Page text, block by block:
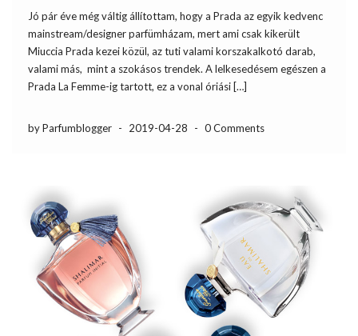
Jó pár éve még váltig állítottam, hogy a Prada az egyik kedvenc
mainstream/designer parfümházam, mert ami csak kikerült
Miuccia Prada kezei közül, az tuti valami korszakalkotó darab,
valami más, mint a szokásos trendek. A lelkesedésem egészen a
Prada La Femme-ig tartott, ez a vonal óriási […]
by Parfumblogger - 2019-04-28 - 0 Comments